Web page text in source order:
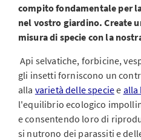
compito fondamentale per
nel vostro giardino. Create
misura di specie con la
Api selvatiche, forbicine,
gli insetti forniscono un
alla varietà delle speciee alla
l'equilibrio ecologico
e consentendo loro di
si nutrono dei parassiti e